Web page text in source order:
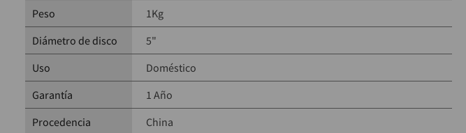
Peso
1Kg
Diámetro de disco
5"
Uso
Doméstico
Garantía
1 Año
Procedencia
China